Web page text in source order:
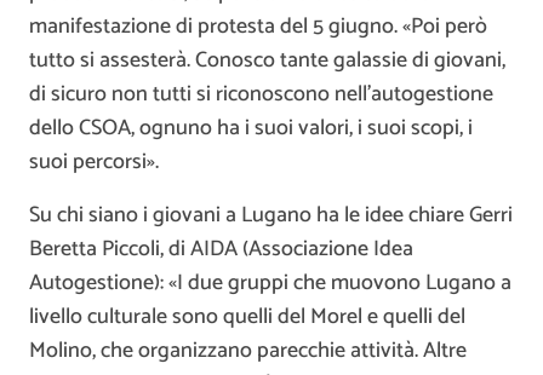
manifestazione di protesta del 5 giugno. «Poi però
tutto si assesterà. Conosco tante galassie di giovani,
di sicuro non tutti si riconoscono nell’autogestione
dello CSOA, ognuno ha i suoi valori, i suoi scopi, i
suoi percorsi».
Su chi siano i giovani a Lugano ha le idee chiare Gerri
Beretta Piccoli, di AIDA (Associazione Idea
Autogestione): «I due gruppi che muovono Lugano a
livello culturale sono quelli del Morel e quelli del
Molino, che organizzano parecchie attività. Altre